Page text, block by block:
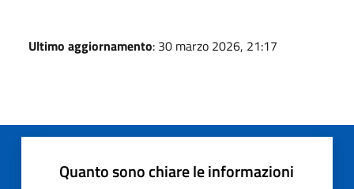
Ultimo aggiornamento: 30 marzo 2026, 21:17
Quanto sono chiare le informazioni